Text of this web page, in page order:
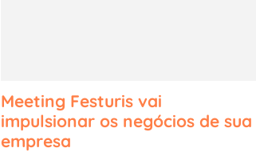
Meeting Festuris vai
impulsionar os negócios de sua
empresa